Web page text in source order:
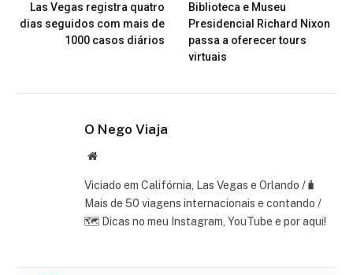
Las Vegas registra quatro
dias seguidos com mais de
1000 casos diários
Biblioteca e Museu
Presidencial Richard Nixon
passa a oferecer tours
virtuais
O Nego Viaja
Website
Viciado em Califórnia, Las Vegas e Orlando /🧳
Mais de 50 viagens internacionais e contando /
🗺 Dicas no meu Instagram, YouTube e por aqui!